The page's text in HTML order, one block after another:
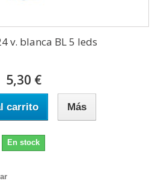
v. blanca BL 5 leds
5,30 €
carrito Más
En stock